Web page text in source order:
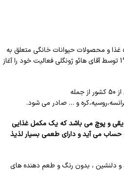
غذا و محصولات حیوانات خانگی متعلق به
کشور چین می باشد که از سال 1998 توسط آقای هائو ژونگلی فعالیت خود را آغاز
محصولات ونپی به پنج قاره و بیش از 50 کشور از جمله
و … صادر می شود.
و پوچ می باشد که یک مکمل غذایی
حساب می آید و دارای طعمی بسیار لذیذ
و دلنشین ، بدون رنگ و طعم دهنده های